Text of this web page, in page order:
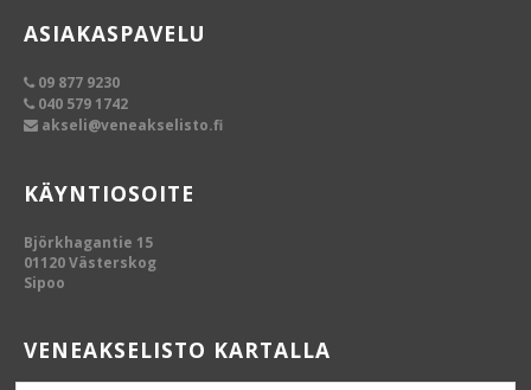
ASIAKASPAVELU
09 877 9230
040 579 1742
akseli@veneakselisto.fi
KÄYNTIOSOITE
Björkhagantie 15
01120 Västerskog
Sipoo
VENEAKSELISTO KARTALLA